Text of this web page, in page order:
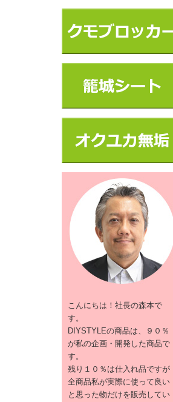
こんにちは！社長の森本で
す。
DIYSTYLEの商品は、９０％
が私の企画・開発した商品で
す。
残り１０％は仕入れ品ですが
全商品私が実際に使って良い
と思った物だけを販売してい